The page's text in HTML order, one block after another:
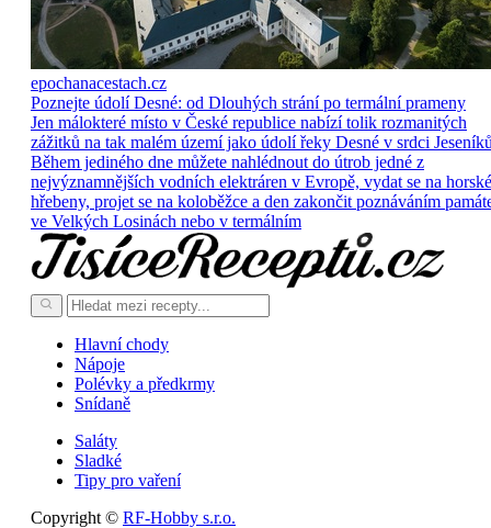
epochanacestach.cz
Poznejte údolí Desné: od Dlouhých strání po termální prameny
Jen málokteré místo v České republice nabízí tolik rozmanitých
zážitků na tak malém území jako údolí řeky Desné v srdci
Během jediného dne můžete nahlédnout do útrob jedné z
nejvýznamnějších vodních elektráren v Evropě, vydat se na horské
hřebeny, projet se na koloběžce a den zakončit poznáváním
ve Velkých Losinách nebo v termálním
Hlavní chody
Nápoje
Polévky a předkrmy
Snídaně
Saláty
Sladké
Tipy pro vaření
Copyright © RF-Hobby s.r.o.